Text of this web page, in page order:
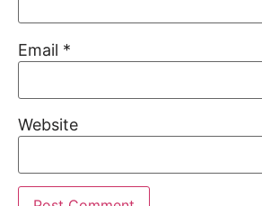
Email *
Website